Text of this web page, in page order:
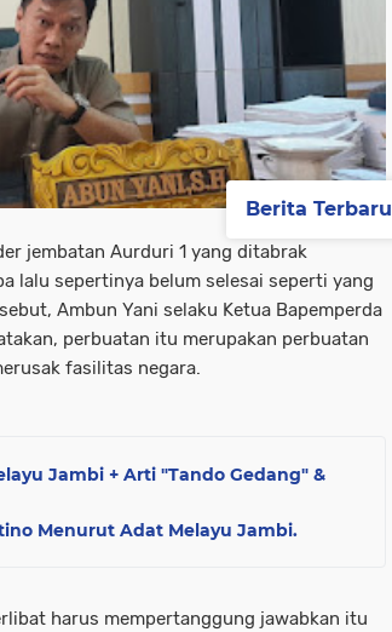
jembatan Aurduri 1 yang ditabrak
lalu sepertinya belum selesai seperti yang
Ambun Yani selaku Ketua Bapemperda
perbuatan itu merupakan perbuatan
fasilitas negara.
Jambi + Arti "Tando Gedang" &
Menurut Adat Melayu Jambi.
harus mempertanggung jawabkan itu
Berita Terbaru